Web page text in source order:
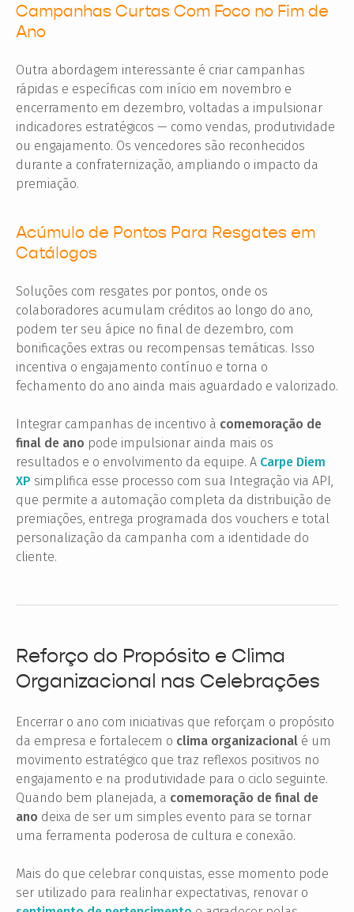
Campanhas Curtas Com Foco no Fim de
Ano
Outra abordagem interessante é criar campanhas
rápidas e específicas com início em novembro e
encerramento em dezembro, voltadas a impulsionar
indicadores estratégicos — como vendas, produtividade
ou engajamento. Os vencedores são reconhecidos
durante a confraternização, ampliando o impacto da
premiação.
Acúmulo de Pontos Para Resgates em
Catálogos
Soluções com resgates por pontos, onde os
colaboradores acumulam créditos ao longo do ano,
podem ter seu ápice no final de dezembro, com
bonificações extras ou recompensas temáticas. Isso
incentiva o engajamento contínuo e torna o
fechamento do ano ainda mais aguardado e valorizado.
Integrar campanhas de incentivo à comemoração de
final de ano pode impulsionar ainda mais os
resultados e o envolvimento da equipe. A Carpe Diem
XP simplifica esse processo com sua Integração via API,
que permite a automação completa da distribuição de
premiações, entrega programada dos vouchers e total
personalização da campanha com a identidade do
cliente.
Reforço do Propósito e Clima
Organizacional nas Celebrações
Encerrar o ano com iniciativas que reforçam o propósito
da empresa e fortalecem o clima organizacional é um
movimento estratégico que traz reflexos positivos no
engajamento e na produtividade para o ciclo seguinte.
Quando bem planejada, a comemoração de final de
ano deixa de ser um simples evento para se tornar
uma ferramenta poderosa de cultura e conexão.
Mais do que celebrar conquistas, esse momento pode
ser utilizado para realinhar expectativas, renovar o